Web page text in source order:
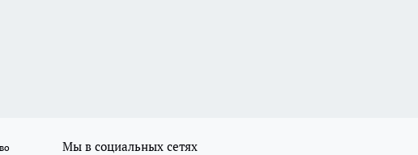
Мы в социальных сетях